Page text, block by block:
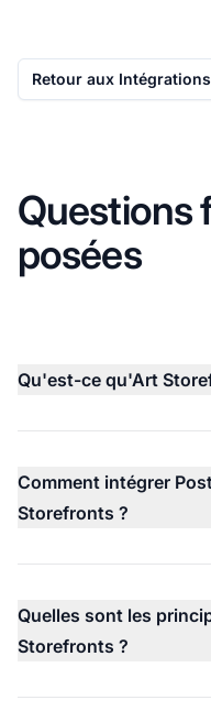
Retour aux Intégrations
Questions
posées
Qu'est-ce qu'Art
Comment intégrer
Storefronts ?
Quelles sont les
Storefronts ?